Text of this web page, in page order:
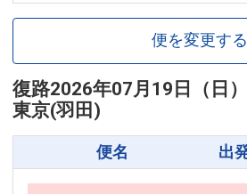
便を変更する
復路2026年07月19日（日）
東京(羽田)
便名 出